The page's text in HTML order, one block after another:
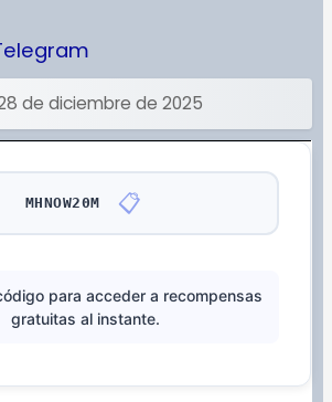
de diciembre de 2025
MHNOW20M 📋
para acceder a recompensas
gratuitas al instante.